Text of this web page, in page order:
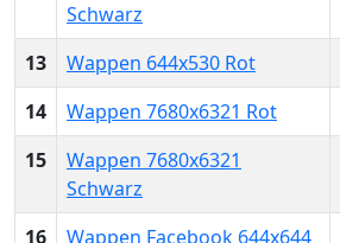
Schwarz
13 Wappen 644x530 Rot
14
Wappen 7680x6321 Rot
15
Wappen 7680x6321
Schwarz
16 Wappen Facebook 644x644